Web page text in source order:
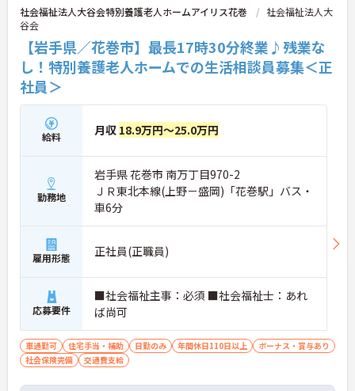
社会福祉法人大谷会特別養護老人ホームアイリス花巻
社会福祉法人大
谷会
【岩手県／花巻市】最長17時30分終業♪残業な
し！特別養護老人ホームでの生活相談員募集＜正
社員＞
給料 月収 18.9万円～25.0万円
勤務地
岩手県 花巻市 南万丁目970-2
ＪＲ東北本線(上野－盛岡)「花巻駅」バス・
車6分
雇用形態 正社員(正職員)
応募要件
■社会福祉主事：必須 ■社会福祉士：あれ
ば尚可
車通勤可 住宅手当・補助 日勤のみ 年間休日110日以上
ボーナス・賞与あり
社会保険完備
交通費支給